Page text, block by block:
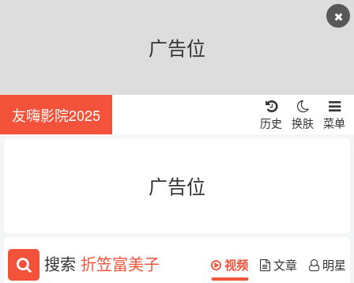
广告位
友嗨影院2025 菜单
换肤
历史
广告位
搜索 折笠富美子 视频 文章 明星